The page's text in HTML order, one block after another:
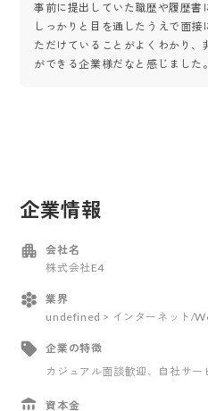
事前に提出していた職歴や履歴書
しっかりと目を通したうえで面接
ただけていることがよくわかり、
ができる企業様だなと感じました。
企業情報
会社名
株式会社E4
業界
undefined > インターネット/
企業の特徴
カジュアル面談歓迎、自社サー
資本金